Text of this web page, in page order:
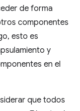
de forma
componentes
esto es
y
en el
que todos